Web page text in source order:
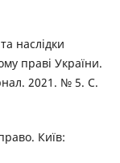
наслідки
праві України.
2021. № 5. С.
Київ: